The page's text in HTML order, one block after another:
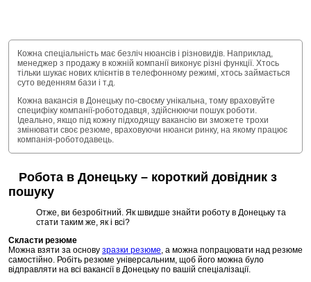
Кожна спеціальність має безліч нюансів і різновидів. Наприклад,
менеджер з продажу в кожній компанії виконує різні функції. Хтось
тільки шукає нових клієнтів в телефонному режимі, хтось займається
суто веденням бази і т.д.
Кожна вакансія в Донецьку по-своєму унікальна, тому враховуйте
специфіку компанії-роботодавця, здійснюючи пошук роботи.
Ідеально, якщо під кожну підходящу вакансію ви зможете трохи
змінювати своє резюме, враховуючи нюанси ринку, на якому працює
компанія-роботодавець.
Робота в Донецьку – короткий довідник з
пошуку
Отже, ви безробітний. Як швидше знайти роботу в Донецьку та
стати таким же, як і всі?
Скласти резюме
Можна взяти за основу зразки резюме, а можна попрацювати над резюме
самостійно. Робіть резюме універсальним, щоб його можна було
відправляти на всі вакансії в Донецьку по вашій спеціалізації.